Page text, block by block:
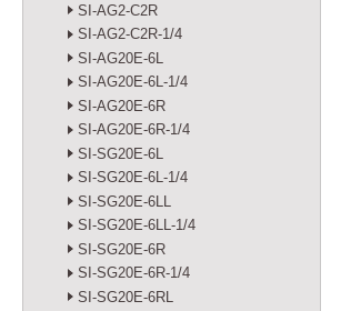
SI-AG2-C2R
SI-AG2-C2R-1/4
SI-AG20E-6L
SI-AG20E-6L-1/4
SI-AG20E-6R
SI-AG20E-6R-1/4
SI-SG20E-6L
SI-SG20E-6L-1/4
SI-SG20E-6LL
SI-SG20E-6LL-1/4
SI-SG20E-6R
SI-SG20E-6R-1/4
SI-SG20E-6RL